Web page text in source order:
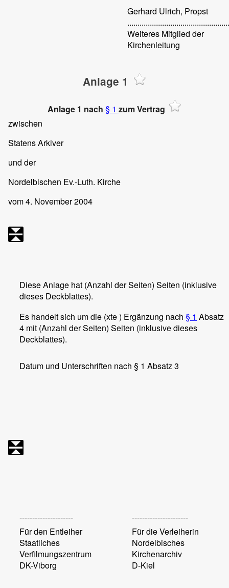
Gerhard Ulrich, Propst
Weiteres Mitglied der
Kirchenleitung
Anlage 1
Anlage 1 nach § 1 zum Vertrag
zwischen
Statens Arkiver
und der
Nordelbischen Ev.-Luth. Kirche
vom 4. November 2004
Diese Anlage hat (Anzahl der Seiten) Seiten (inklusive
dieses Deckblattes).
Es handelt sich um die (xte ) Ergänzung nach§ 1 Absatz
4 mit (Anzahl der Seiten) Seiten (inklusive dieses
Deckblattes).
Datum und Unterschriften nach § 1 Absatz 3
---------------------
----------------------
Für den Entleiher
Staatliches
Verfilmungszentrum
DK-Viborg
Für die Verleiherin
Nordelbisches
Kirchenarchiv
D-Kiel